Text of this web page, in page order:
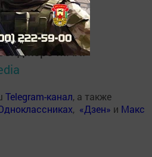
в
MАХ:
Telegram-канал, а также
, «Дзен» и Макс